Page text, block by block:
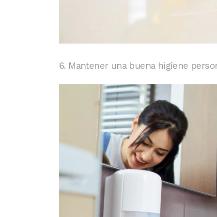
6. Mantener una buena higiene